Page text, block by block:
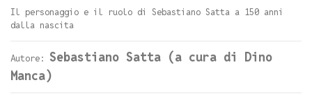
Il personaggio e il ruolo di Sebastiano Satta a 150 anni
dalla nascita
Autore: Sebastiano Satta (a cura di Dino
Manca)